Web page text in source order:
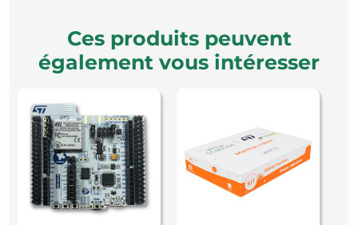
Ces produits peuvent
également vous intéresser